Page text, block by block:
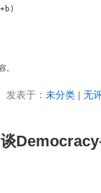
。
发表于： 未分类 | 无